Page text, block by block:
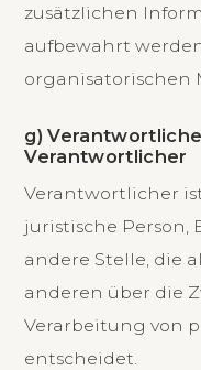
zusätzlichen
aufbewahrt
organisatorischen
g)
Verantwortlicher
Verantwortlicher
juristische Person,
andere Stelle, die
anderen über die
Verarbeitung von
entscheidet.